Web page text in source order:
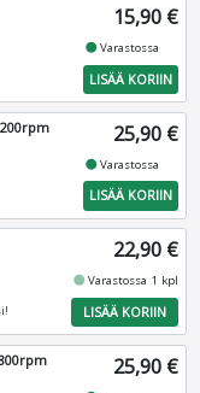
15,90 €
fiber_manual_recordVarastossa
LISÄÄ KORIIN
25,90 €
fiber_manual_recordVarastossa
LISÄÄ KORIIN
22,90 €
fiber_manual_recordVarastossa 1 kpl
LISÄÄ KORIIN
25,90 €